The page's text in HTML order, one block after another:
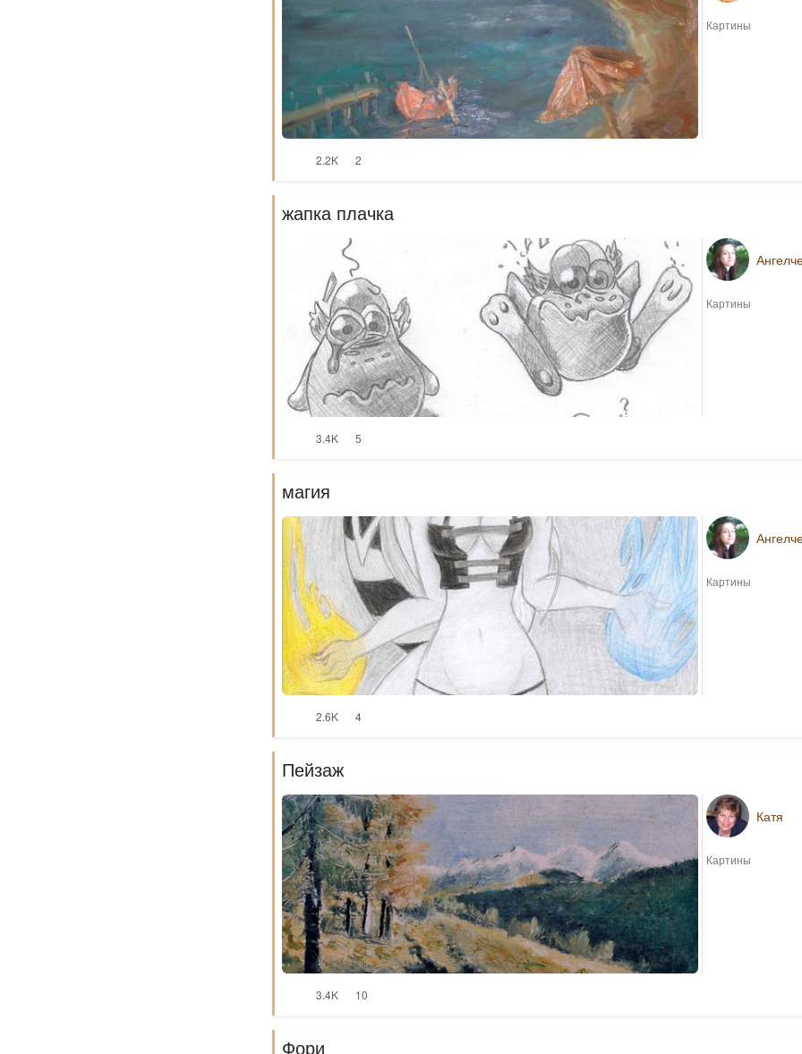
Картины
2.2K 2
жапка плачка
Картины
3.4K 5
магия
Картины
2.6K 4
Пейзаж
Катя
Картины
3.4K 10
Фори